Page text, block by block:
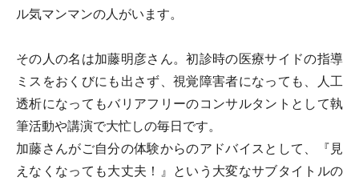
ル気マンマンの人がいます。
その人の名は加藤明彦さん。初診時の医療サイドの指導
ミスをおくびにも出さず、視覚障害者になっても、人工
透析になってもバリアフリーのコンサルタントとして執
筆活動や講演で大忙しの毎日です。
加藤さんがご自分の体験からのアドバイスとして、『見
えなくなっても大丈夫！』という大変なサブタイトルの